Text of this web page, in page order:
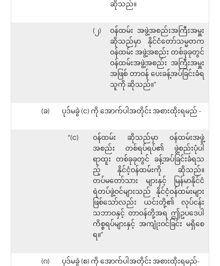
ဆိုသည်။
(၂)
ဝန်ထမ်း အဖွဲ့အစည်းအကြီးအမှူး
ဆိုသည်မှာ နိုင်ငံတော်သမ္မတက
ဝန်ထမ်း အဖွဲ့အစည်း တစ်ခုခုတွင်
ဝန်ထမ်းအဖွဲ့အစည်း အကြီးအမှူး
အဖြစ် တာဝန် ပေးခန့်အပ်ခြင်းခံရ
သူကို ဆိုသည်။”
(ခ) ပုဒ်မခွဲ (င) ကို အောက်ပါအတိုင်း အစားထိုးရမည် -
“(င)
ဝန်ထမ်း ဆိုသည်မှာ ဝန်ထမ်းအဖွဲ့
အစည်း တစ်ရပ်ရပ်၏ ဖွဲ့စည်းပုံပါ
ရာထူး တစ်ခုခုတွင် ခန့်အပ်ခြင်းခံရသ
ည့် နိုင်ငံ့ဝန်ထမ်းကို ဆိုသည်။
တပ်မတော်သား များနှင့် မြန်မာနိုင်ငံ
ရဲတပ်ဖွဲ့ဝင်များသည် နိုင်ငံ့ဝန်ထမ်းများ
ဖြစ်သော်လည်း ယင်းတို့၏ လုပ်ငန်း
သဘာဝနှင့် တာဝန်တို့အရ ဤဥပဒေပါ
ကိစ္စရပ်များနှင့် အကျုံးဝင်ခြင်း မရှိစေ
ရ။”
(ဂ) ပုဒ်မခွဲ (စ) ကို အောက်ပါအတိုင်း အစားထိုးရမည်-